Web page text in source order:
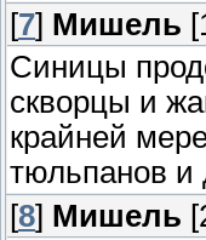
[7] Мишель
Синицы
скворцы и
крайней
тюльпанов и
[8] Мишель